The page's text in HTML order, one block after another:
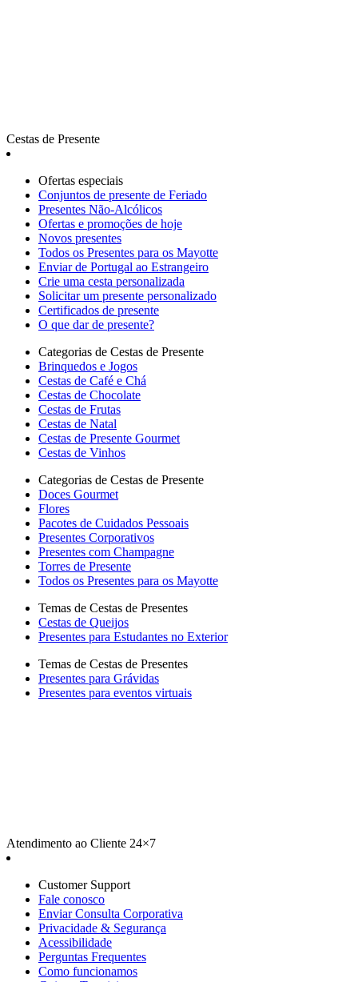
Cestas de Presente
Ofertas especiais
Сonjuntos de presente de Feriado
Presentes Não-Alcólicos
Ofertas e promoções de hoje
Novos presentes
Todos os Presentes para os Mayotte
Enviar de Portugal ao Estrangeiro
Crie uma cesta personalizada
Solicitar um presente personalizado
Certificados de presente
O que dar de presente?
Categorias de Cestas de Presente
Brinquedos e Jogos
Cestas de Café e Chá
Cestas de Chocolate
Cestas de Frutas
Cestas de Natal
Cestas de Presente Gourmet
Cestas de Vinhos
Categorias de Cestas de Presente
Doces Gourmet
Flores
Pacotes de Cuidados Pessoais
Presentes Corporativos
Presentes com Champagne
Torres de Presente
Todos os Presentes para os Mayotte
Temas de Cestas de Presentes
Cestas de Queijos
Presentes para Estudantes no Exterior
Temas de Cestas de Presentes
Presentes para Grávidas
Presentes para eventos virtuais
Atendimento ao Cliente 24×7
Customer Support
Fale conosco
Enviar Consulta Corporativa
Privacidade & Segurança
Acessibilidade
Perguntas Frequentes
Como funcionamos